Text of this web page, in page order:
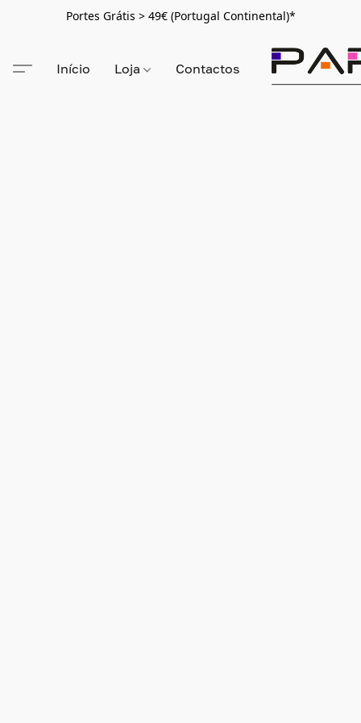
Portes Grátis > 49€ (Portugal Continental)*
Início Loja Contactos